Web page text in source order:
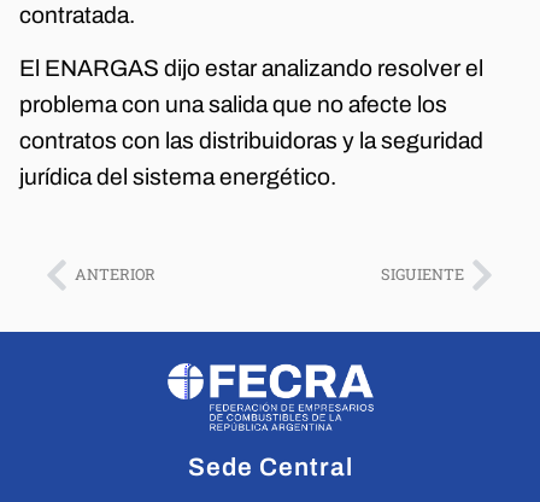
contratada.
El ENARGAS dijo estar analizando resolver el
problema con una salida que no afecte los
contratos con las distribuidoras y la seguridad
jurídica del sistema energético.
ANTERIOR SIGUIENTE
Sede Central